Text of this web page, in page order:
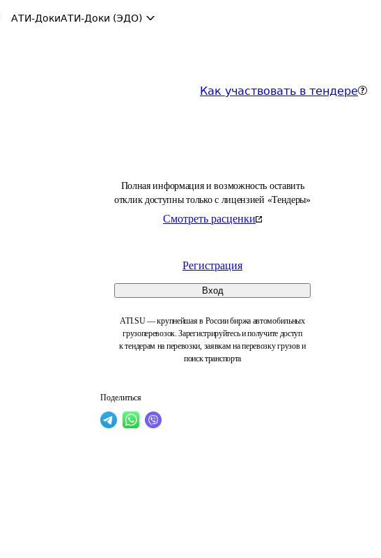
АТИ-ДокиАТИ-Доки (ЭДО)
Как участвовать в тендере
Полная информация и возможность оставить
отклик доступны только с лицензией «Тендеры»
Смотреть расценки
Регистрация
Вход
ATI.SU — крупнейшая в России биржа автомобильных
грузоперевозок. Зарегистрируйтесь и получите доступ
к тендерам на перевозки, заявкам на перевозку грузов и
поиск транспорта
Поделиться